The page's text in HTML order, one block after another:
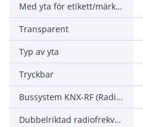
Med yta för etikett/märkning
Transparent
Typ av yta
Tryckbar
Bussystem KNX-RF (Radiofrekvens)
Dubbelriktad radiofrekvens